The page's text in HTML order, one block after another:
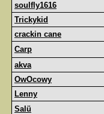
soulfly1616
Trickykid
crackin cane
Carp
akva
OwOcowy
Lenny
Salü